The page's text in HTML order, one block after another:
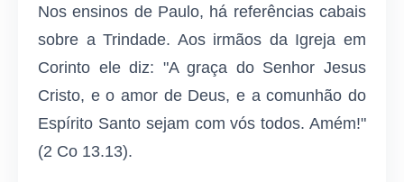
Nos ensinos de Paulo, há referências cabais
sobre a Trindade. Aos irmãos da Igreja em
Corinto ele diz: "A graça do Senhor Jesus
Cristo, e o amor de Deus, e a comunhão do
Espírito Santo sejam com vós todos. Amém!"
(2 Co 13.13).